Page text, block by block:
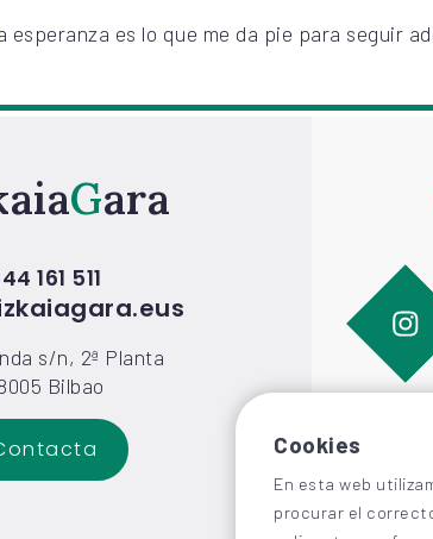
es lo que me da pie para seguir
Gara
161 511
s/n, 2ª Planta
Bilbao
Cookies
En esta web
procurar el